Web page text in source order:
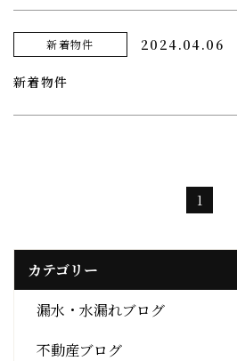
カテゴリー
漏水・水漏れブログ
不動産ブログ
新着物件 2024.04.06
新着物件
1